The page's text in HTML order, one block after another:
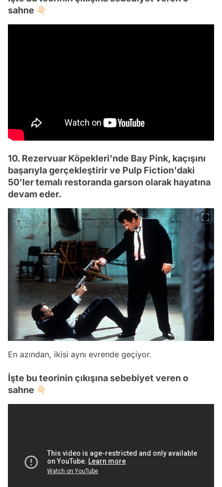
sahne 👇🏻
10. Rezervuar Köpekleri'nde Bay Pink, kaçışını
başarıyla gerçekleştirir ve Pulp Fiction'daki
50'ler temalı restoranda garson olarak hayatına
devam eder.
En azından, ikisi aynı evrende geçiyor.
İşte bu teorinin çıkışına sebebiyet veren o
sahne 👇🏻